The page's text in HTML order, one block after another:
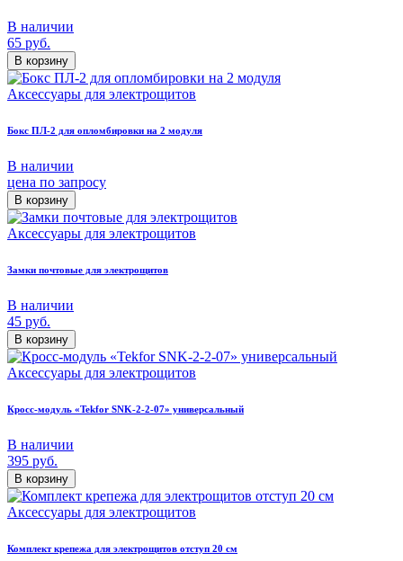
В наличии
65 руб.
В корзину
Аксессуары для электрощитов
Бокс ПЛ-2 для опломбировки на 2 модуля
В наличии
цена по запросу
В корзину
Аксессуары для электрощитов
Замки почтовые для электрощитов
В наличии
45 руб.
В корзину
Аксессуары для электрощитов
Кросс-модуль «Tekfor SNK-2-2-07» универсальный
В наличии
395 руб.
В корзину
Аксессуары для электрощитов
Комплект крепежа для электрощитов отступ 20 см